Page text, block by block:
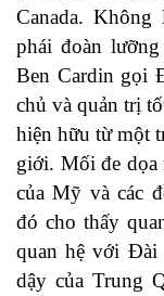
Canada.
phái đoàn
Ben Cardin gọi
chủ và quản trị
hiện hữu từ một
giới. Mối đe dọa
của Mỹ và các
đó cho thấy
quan hệ với Đài
dậy của Trung